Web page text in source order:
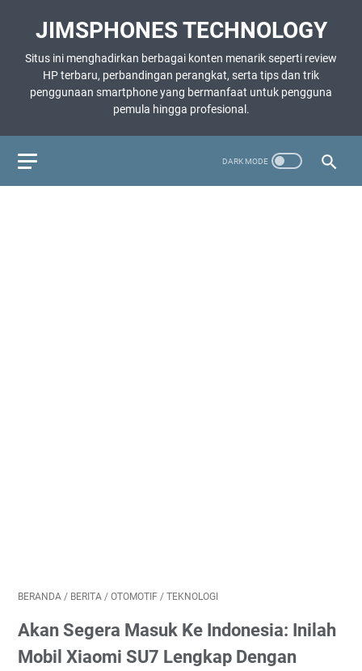
JIMSPHONES TECHNOLOGY
Situs ini menghadirkan berbagai konten menarik seperti review
HP terbaru, perbandingan perangkat, serta tips dan trik
penggunaan smartphone yang bermanfaat untuk pengguna
pemula hingga profesional.
BERANDA / BERITA / OTOMOTIF / TEKNOLOGI
Akan Segera Masuk Ke Indonesia: Inilah
Mobil Xiaomi SU7 Lengkap Dengan